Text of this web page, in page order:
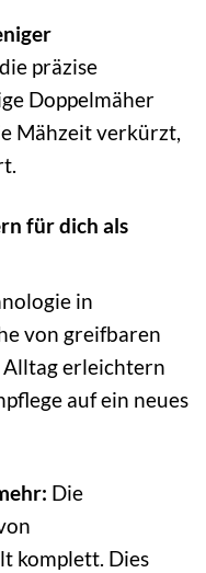
präzise
Doppelmäher
Mähzeit verkürzt,
für dich als
in
von greifbaren
erleichtern
auf ein neues
Die
komplett. Dies